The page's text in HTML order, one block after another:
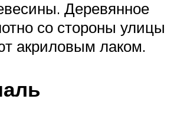
Деревянное
со стороны улицы
акриловым лаком.